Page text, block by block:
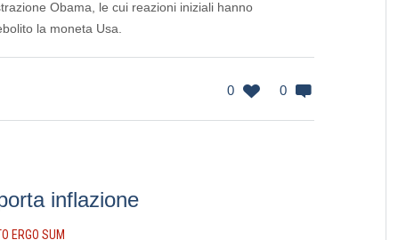
Obama, le cui reazioni iniziali hanno
la moneta Usa.
0 0
inflazione
ERGO SUM